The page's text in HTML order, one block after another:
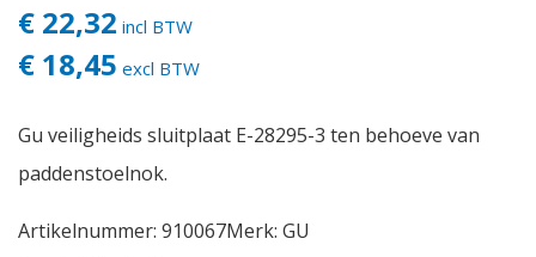
€ 22,32 incl BTW
€ 18,45 excl BTW
Gu veiligheids sluitplaat E-28295-3 ten behoeve van
paddenstoelnok.
Artikelnummer: 910067Merk: GU